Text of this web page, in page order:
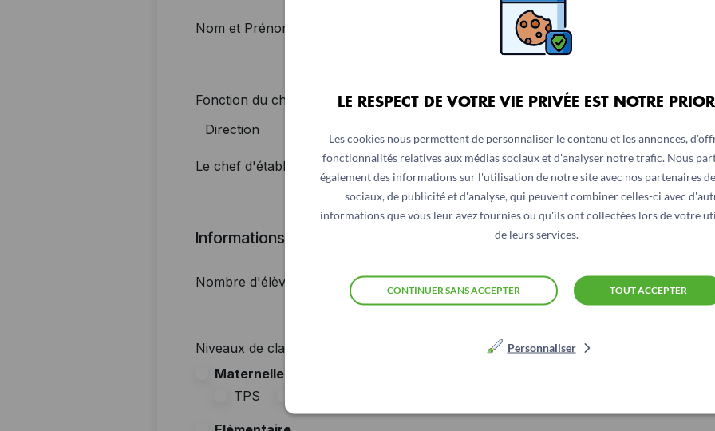
LE RESPECT DE VOTRE VIE PRIVÉE EST NOTRE
Les cookies nous permettent de personnaliser le contenu et les annonces,
fonctionnalités relatives aux médias sociaux et d'analyser notre trafic. Nous
également des informations sur l'utilisation de notre site avec nos partenaires
sociaux, de publicité et d'analyse, qui peuvent combiner celles-ci avec
informations que vous leur avez fournies ou qu'ils ont collectées lors de votre
de leurs services.
TOUT ACCEPTER
CONTINUER SANS ACCEPTER
Personnaliser